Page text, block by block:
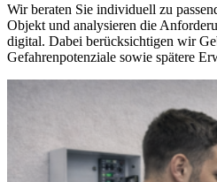
Wir beraten Sie individuell zu
Objekt und analysieren die
digital. Dabei berücksichtigen wir
Gefahrenpotenziale sowie spätere